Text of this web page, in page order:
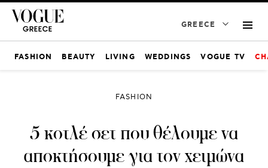
GREECE
FASHION BEAUTY LIVING WEDDINGS VOGUE TV
FASHION
5 κοτλέ σετ που θέλουμε να
αποκτήσουμε για τον χειμώνα